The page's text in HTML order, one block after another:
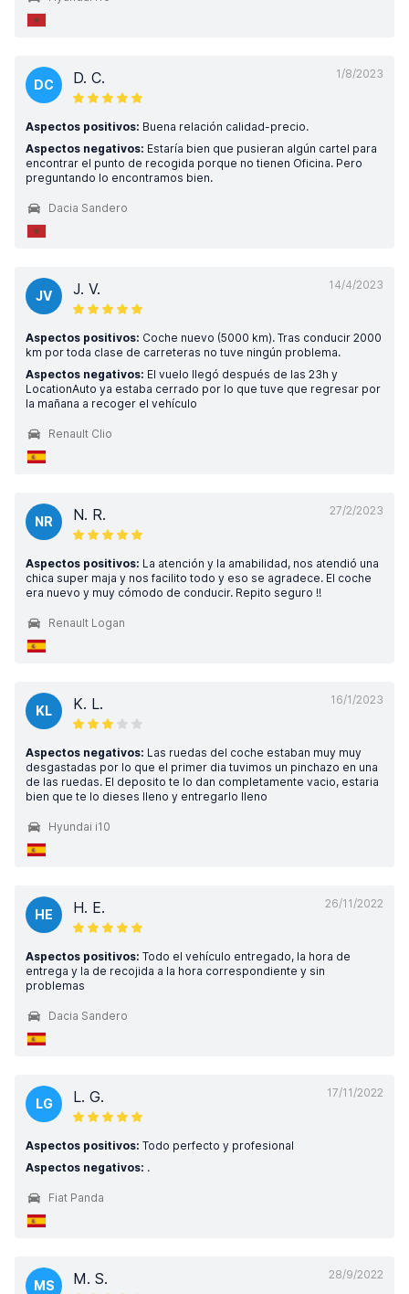
1/8/2023
DC D. C.
Aspectos positivos: Buena relación calidad-precio.
Aspectos negativos: Estaría bien que pusieran algún cartel para
encontrar el punto de recogida porque no tienen Oficina. Pero
preguntando lo encontramos bien.
Dacia Sandero
14/4/2023
JV J. V.
Aspectos positivos: Coche nuevo (5000 km). Tras conducir 2000
km por toda clase de carreteras no tuve ningún problema.
Aspectos negativos: El vuelo llegó después de las 23h y
LocationAuto ya estaba cerrado por lo que tuve que regresar por
la mañana a recoger el vehículo
Renault Clio
27/2/2023
NR N. R.
Aspectos positivos: La atención y la amabilidad, nos atendió una
chica super maja y nos facilito todo y eso se agradece. El coche
era nuevo y muy cómodo de conducir. Repito seguro !!
Renault Logan
16/1/2023
KL K. L.
Aspectos negativos: Las ruedas del coche estaban muy muy
desgastadas por lo que el primer dia tuvimos un pinchazo en una
de las ruedas. El deposito te lo dan completamente vacio, estaria
bien que te lo dieses lleno y entregarlo lleno
Hyundai i10
26/11/2022
HE H. E.
Aspectos positivos: Todo el vehículo entregado, la hora de
entrega y la de recojida a la hora correspondiente y sin
problemas
Dacia Sandero
17/11/2022
LG L. G.
Aspectos positivos: Todo perfecto y profesional
Aspectos negativos: .
Fiat Panda
28/9/2022
MS M. S.